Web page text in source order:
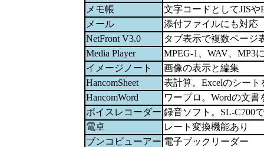
メモ帳
文字コードとしてJIS
メール
添付ファイルにも対応
NetFront V3.0
タブ表示で複数ページ
Media Player
MPEG-1、WAV、MP3
イメージノート
画像の表示と編集
HancomSheet
表計算。Excelのシー
HancomWord
ワープロ。Wordの文
ボイスレコーダー 録音ソフト。SL-C700
電卓
レート変換機能あり
ブンコビューアー 電子ブックリーダー